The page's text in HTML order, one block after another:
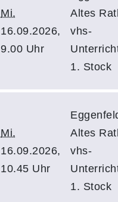
Mi.
16.09.2026,
9.00 Uhr
Altes
vhs-
1. Stock
Mi.
16.09.2026,
10.45 Uhr
Altes
vhs-
1. Stock